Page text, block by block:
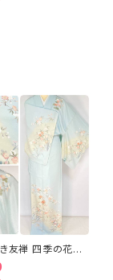
き友禅 四季の花々